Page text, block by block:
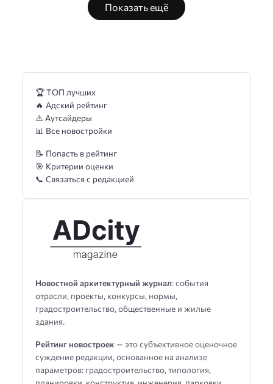
Показать ещё
Новостной архитектурный журнал: события
отрасли, проекты, конкурсы, нормы,
градостроительство, общественные и жилые
здания.
Рейтинг новостроек — это субъективное оценочное
суждение редакции, основанное на анализе
параметров: градостроительство, типология,
🏆 ТОП лучших
🔥 Адский рейтинг
⚠️ Аутсайдеры
📊 Все новостройки
📝 Попасть в рейтинг
🎯 Критерии оценки
📞 Связаться с редакцией